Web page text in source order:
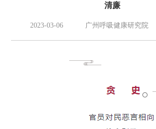
清廉
2023-03-06 广州呼吸健康研究院